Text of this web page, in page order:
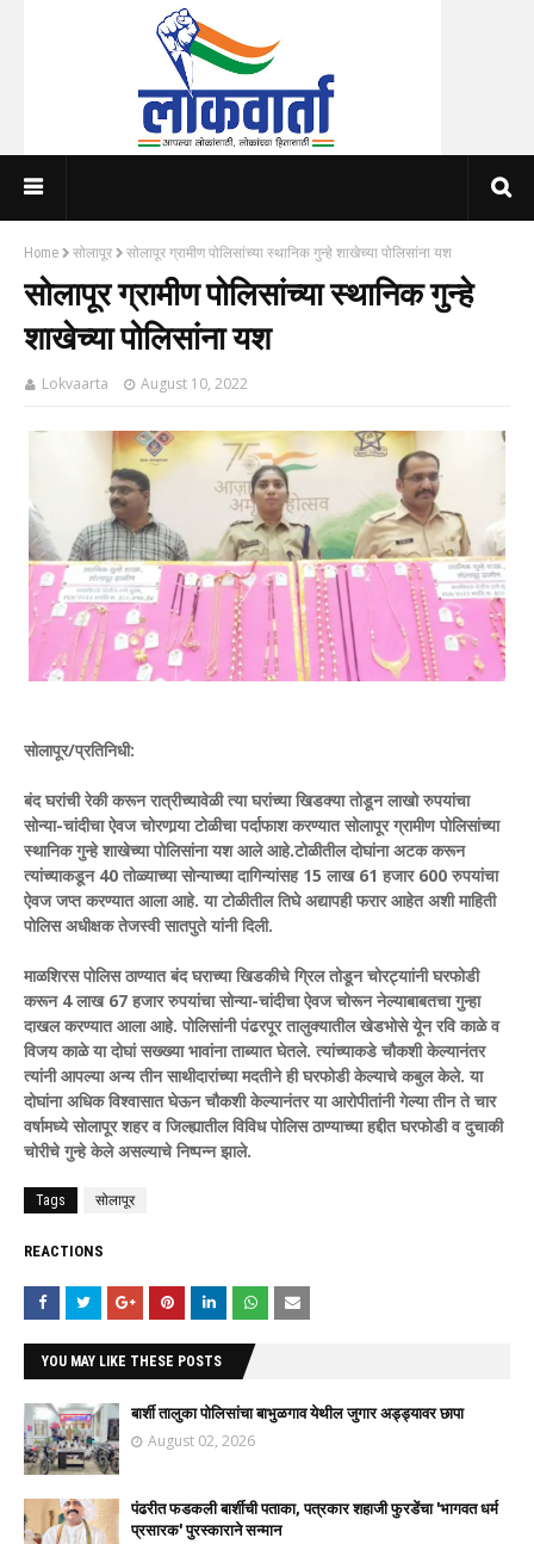
Home सोलापूर सोलापूर ग्रामीण पोलिसांच्या स्थानिक गुन्हे शाखेच्या पोलिसांना यश
सोलापूर ग्रामीण पोलिसांच्या स्थानिक गुन्हे
शाखेच्या पोलिसांना यश
Lokvaarta August 10, 2022
सोलापूर/प्रतिनिधी:
बंद घरांची रेकी करून रात्रीच्यावेळी त्या घरांच्या खिडक्या तोडून लाखो रुपयांचा
सोन्या-चांदीचा ऐवज चोरणार्‍या टोळीचा पर्दाफाश करण्यात सोलापूर ग्रामीण पोलिसांच्या
स्थानिक गुन्हे शाखेच्या पोलिसांना यश आले आहे.टोळीतील दोघांना अटक करून
त्यांच्याकडून 40 तोळ्याच्या सोन्याच्या दागिन्यांसह 15 लाख 61 हजार 600 रुपयांचा
ऐवज जप्त करण्यात आला आहे. या टोळीतील तिघे अद्यापही फरार आहेत अशी माहिती
पोलिस अधीक्षक तेजस्वी सातपुते यांनी दिली.
माळशिरस पोलिस ठाण्यात बंद घराच्या खिडकीचे ग्रिल तोडून चोरट्याांनी घरफोडी
करून 4 लाख 67 हजार रुपयांचा सोन्या-चांदीचा ऐवज चोरून नेल्याबाबतचा गुन्हा
दाखल करण्यात आला आहे. पोलिसांनी पंढरपूर तालुक्यातील खेडभोसे येून रवि काळे व
विजय काळे या दोघां सख्ख्या भावांना ताब्यात घेतले. त्यांच्याकडे चौकशी केल्यानंतर
त्यांनी आपल्या अन्य तीन साथीदारांच्या मदतीने ही घरफोडी केल्याचे कबुल केले. या
दोघांना अधिक विश्वासात घेऊन चौकशी केल्यानंतर या आरोपीतांनी गेल्या तीन ते चार
वर्षामध्ये सोलापूर शहर व जिल्ह्यातील विविध पोलिस ठाण्याच्या हद्दीत घरफोडी व दुचाकी
चोरीचे गुन्हे केले असल्याचे निष्पन्न झाले.
Tags सोलापूर
REACTIONS
YOU MAY LIKE THESE POSTS
बार्शी तालुका पोलिसांचा बाभुळगाव येथील जुगार अड्ड्यावर छापा
August 02, 2026
पंढरीत फडकली बार्शीची पताका, पत्रकार शहाजी फुरडेंचा 'भागवत धर्म
प्रसारक' पुरस्काराने सन्मान